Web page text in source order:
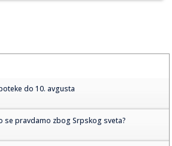
do 10. avgusta
se pravdamo zbog Srpskog sveta?